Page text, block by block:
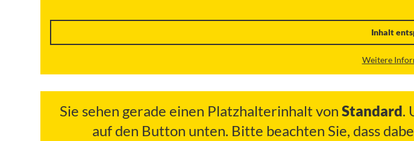
Inhalt
Weitere
Sie sehen gerade einen Platzhalterinhalt von Standard.
auf den Button unten. Bitte beachten Sie, dass